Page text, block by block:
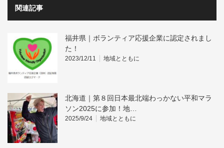
関連記事
福井県｜ボランティア応援企業に認定されまし
た！
2023/12/11 地域とともに
北海道｜第８回日本最北端わっかない平和マラ
ソン2025に参加！地…
2025/9/24 地域とともに